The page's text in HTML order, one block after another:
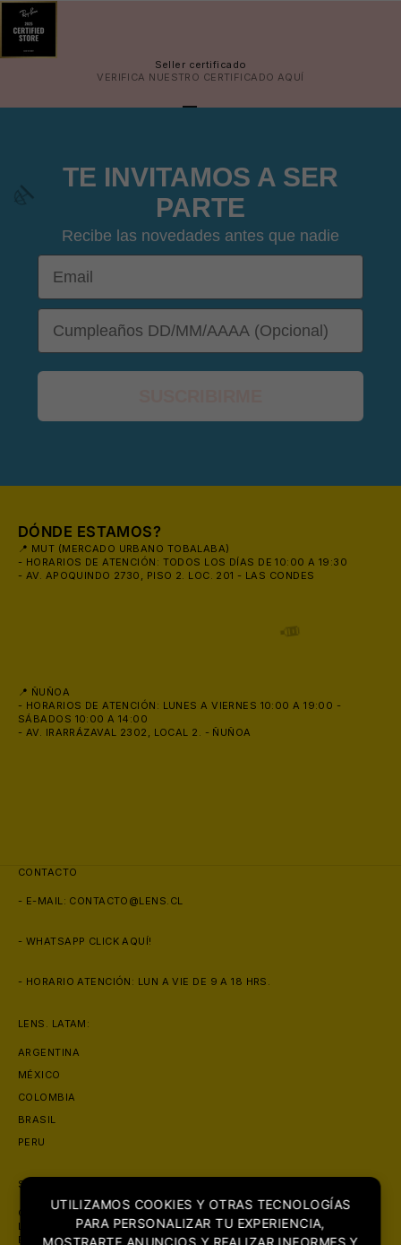
Seller certificado
VERIFICA NUESTRO CERTIFICADO AQUÍ
IR AL ARTÍCULO 1
TE INVITAMOS A SER
PARTE
Recibe las novedades antes que nadie
Email
DOB
DÓNDE ESTAMOS?
📍 MUT (MERCADO URBANO TOBALABA)
- HORARIOS DE ATENCIÓN: TODOS LOS DÍAS DE 10:00 A 19:30
- AV. APOQUINDO 2730, PISO 2. LOC. 201 - LAS CONDES
📍 ÑUÑOA
- HORARIOS DE ATENCIÓN: LUNES A VIERNES 10:00 A 19:00 -
SÁBADOS 10:00 A 14:00
- AV. IRARRÁZAVAL 2302, LOCAL 2. - ÑUÑOA
CONTACTO
- E-MAIL: CONTACTO@LENS.CL
- WHATSAPP CLICK AQUÍ!
- HORARIO ATENCIÓN: LUN A VIE DE 9 A 18 HRS.
LENS. LATAM:
ARGENTINA
MÉXICO
COLOMBIA
BRASIL
PERU
SOBRE NOSOTROS
CON PRESENCIA EN MAS DE 6 PAISES, LENS. SE POSICIONA COMO
LA ÓPTICA MAS GRANDE DE LATINOAMERICA. CON FOCO PRINCIPAL
EN LA COMERCIALIZACIÓN DE PRODUCTOS ORIGINALES DE LA MAS
UTILIZAMOS COOKIES Y OTRAS TECNOLOGÍAS
PARA PERSONALIZAR TU EXPERIENCIA,
MOSTRARTE ANUNCIOS Y REALIZAR INFORMES Y
⛱️